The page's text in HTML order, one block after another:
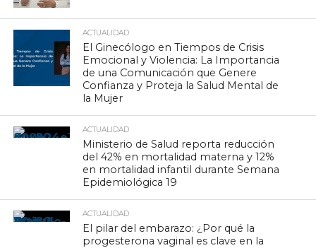
ACTUALIDAD
El Ginecólogo en Tiempos de Crisis
Emocional y Violencia: La Importancia
de una Comunicación que Genere
Confianza y Proteja la Salud Mental de
la Mujer
ACTUALIDAD
Ministerio de Salud reporta reducción
del 42% en mortalidad materna y 12%
en mortalidad infantil durante Semana
Epidemiológica 19
ACTUALIDAD
El pilar del embarazo: ¿Por qué la
progesterona vaginal es clave en la